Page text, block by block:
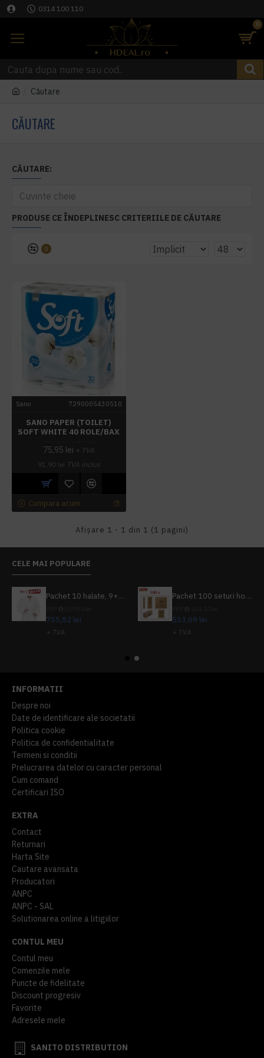
0314 100 110
0
Căutare
CĂUTARE
CĂUTARE:
PRODUSE CE ÎNDEPLINESC CRITERIILE DE CĂUTARE
0
Sano 7290005430510
SANO PAPER (TOILET)
SOFT WHITE 40 ROLE/BAX
75,95 lei + TVA
91,90 lei TVA inclus
Cumpara acum
Afişare 1 - 1 din 1 (1 pagini)
CELE MAI POPULARE
Pachet 10 halate, 9+1 gratuit
755,82 lei
+ TVA
Pachet 100 seturi hoteliere, set dentar, set barbierit, casca de dus, pila unghii, set cusut
533,69 lei
+ TVA
INFORMATII
Despre noi
Date de identificare ale societatii
Politica cookie
Politica de confidentialitate
Termeni si conditii
Prelucrarea datelor cu caracter personal
Cum comand
Certificari ISO
EXTRA
Contact
Returnari
Harta Site
Cautare avansata
Producatori
ANPC
ANPC - SAL
Solutionarea online a litigiilor
CONTUL MEU
Contul meu
Comenzile mele
Puncte de fidelitate
Discount progresiv
Favorite
Adresele mele
SANITO DISTRIBUTION